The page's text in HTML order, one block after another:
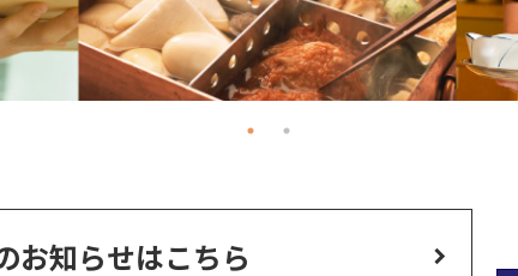
お知らせはこちら